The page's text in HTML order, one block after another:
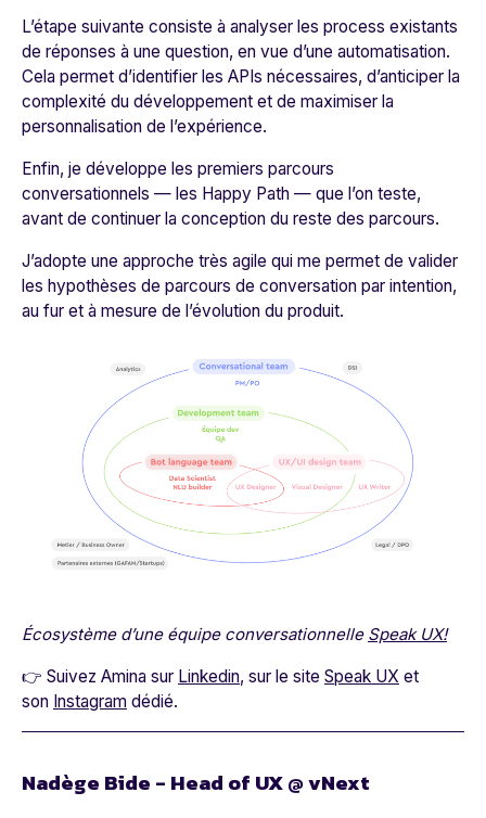
L’étape suivante consiste à analyser les process existants
de réponses à une question, en vue d’une automatisation.
Cela permet d’identifier les APIs nécessaires, d’anticiper la
complexité du développement et de maximiser la
personnalisation de l’expérience.
Enfin, je développe les premiers parcours
conversationnels — les Happy Path — que l’on teste,
avant de continuer la conception du reste des parcours.
J’adopte une approche très agile qui me permet de valider
les hypothèses de parcours de conversation par intention,
au fur et à mesure de l’évolution du produit.
Écosystème d’une équipe conversationnelle Speak UX!
👉 Suivez Amina sur Linkedin, sur le site Speak UX et
son Instagram dédié.
Nadège Bide - Head of UX @ vNext